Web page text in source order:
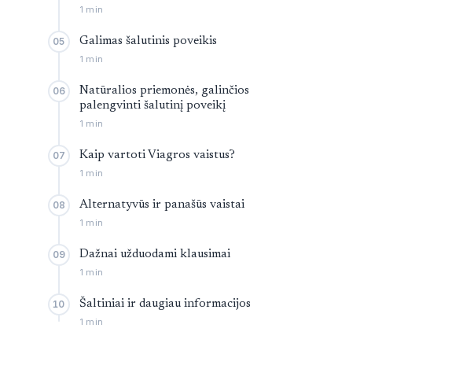
1 min
05 Galimas šalutinis poveikis
1 min
06
Natūralios priemonės, galinčios
palengvinti šalutinį poveikį
1 min
07 Kaip vartoti Viagros vaistus?
1 min
08 Alternatyvūs ir panašūs vaistai
1 min
09 Dažnai užduodami klausimai
1 min
10 Šaltiniai ir daugiau informacijos
1 min